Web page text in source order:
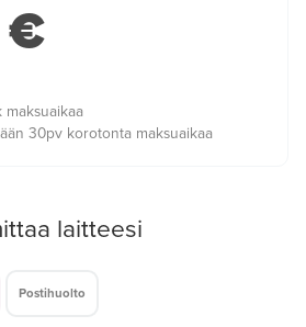
€
maksuaikaa
30pv korotonta maksuaikaa
laitteesi
Postihuolto